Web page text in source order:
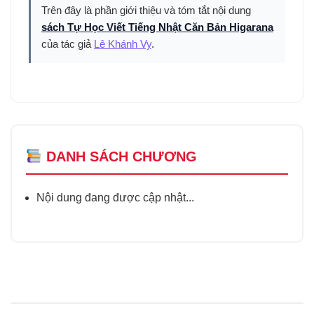
Trên đây là phần giới thiệu và tóm tắt nội dung
sách Tự Học Viết Tiếng Nhật Căn Bản Higarana
của tác giả Lê Khánh Vy.
DANH SÁCH CHƯƠNG
Nội dung đang được cập nhật...